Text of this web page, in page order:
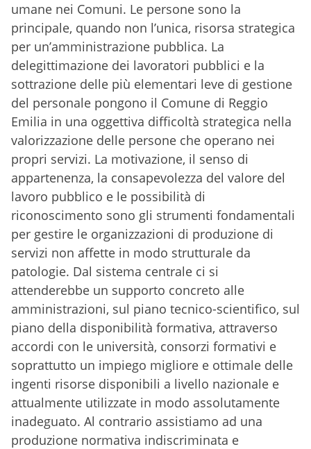
umane nei Comuni. Le persone sono la
principale, quando non l’unica, risorsa strategica
per un’amministrazione pubblica. La
delegittimazione dei lavoratori pubblici e la
sottrazione delle più elementari leve di gestione
del personale pongono il Comune di Reggio
Emilia in una oggettiva difficoltà strategica nella
valorizzazione delle persone che operano nei
propri servizi. La motivazione, il senso di
appartenenza, la consapevolezza del valore del
lavoro pubblico e le possibilità di
riconoscimento sono gli strumenti fondamentali
per gestire le organizzazioni di produzione di
servizi non affette in modo strutturale da
patologie. Dal sistema centrale ci si
attenderebbe un supporto concreto alle
amministrazioni, sul piano tecnico-scientifico, sul
piano della disponibilità formativa, attraverso
accordi con le università, consorzi formativi e
soprattutto un impiego migliore e ottimale delle
ingenti risorse disponibili a livello nazionale e
attualmente utilizzate in modo assolutamente
inadeguato. Al contrario assistiamo ad una
produzione normativa indiscriminata e